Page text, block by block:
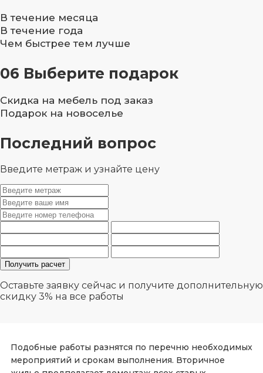
В течение месяца
В течение года
Чем быстрее тем лучше
06 Выберите подарок
Скидка на мебель под заказ
Подарок на новоселье
Последний вопрос
Введите метраж и узнайте цену
Оставьте заявку сейчас и получите дополнительную
скидку 3% на все работы
Подобные работы разнятся по перечню необходимых
мероприятий и срокам выполнения. Вторичное